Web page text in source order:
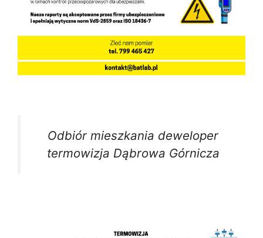
Odbiór mieszkania deweloper
termowizja Dąbrowa Górnicza